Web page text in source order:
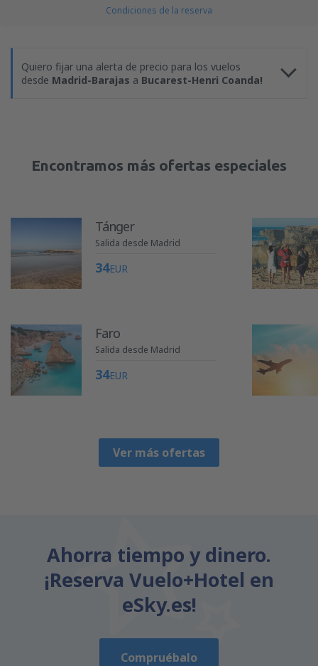
Condiciones de la reserva
Quiero fijar una alerta de precio para los vuelos
desde Madrid-Barajas a Bucarest-Henri Coanda!
Encontramos más ofertas especiales
Tánger
Salida desde Madrid
34EUR
Faro
Salida desde Madrid
34EUR
Ver más ofertas
Ahorra tiempo y dinero.
¡Reserva Vuelo+Hotel en
eSky.es!
Compruébalo